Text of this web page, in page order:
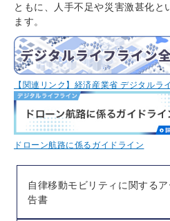
ともに、人手不足や災害激甚化と
ます。
【関連リンク】経済産業省 デジタルラ
ドローン航路に係るガイドライン
自律移動モビリティに関する
告書